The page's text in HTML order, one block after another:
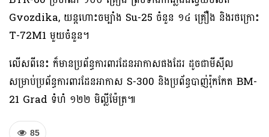
Gvozdika, យន្តហោះចម្បាំង Su-25 ចំនួន ១៤ គ្រឿង និងរថក្រោះ
T-72M1 មួយចំនួន។
លើសពីនេះ ក៏មានប្រព័ន្ធការពារដែនអាកាសផងដែរ ដូចជាមីស៊ីល
សម្រាប់ប្រព័ន្ធការពារដែនអាកាស S-300 និងប្រព័ន្ធបាញ់រ៉ុកកែត BM-
21 Grad ទំហំ ១២២ មិល្លីម៉ែត្រ៕
85